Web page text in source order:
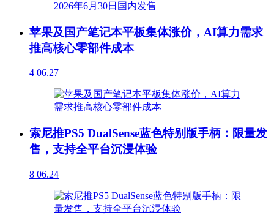
苹果及国产笔记本平板集体涨价，AI算力需求
推高核心零部件成本
4 06.27
索尼推PS5 DualSense蓝色特别版手柄：限量发
售，支持全平台沉浸体验
8 06.24